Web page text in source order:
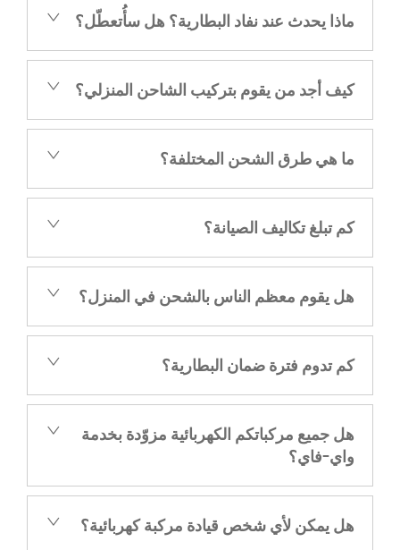
ماذا يحدث عند نفاد البطارية؟ هل سأُتعطّل؟
كيف أجد من يقوم بتركيب الشاحن المنزلي؟
ما هي طرق الشحن المختلفة؟
كم تبلغ تكاليف الصيانة؟
هل يقوم معظم الناس بالشحن في المنزل؟
كم تدوم فترة ضمان البطارية؟
هل جميع مركباتكم الكهربائية مزوّدة بخدمة
واي-فاي؟
هل يمكن لأي شخص قيادة مركبة كهربائية؟